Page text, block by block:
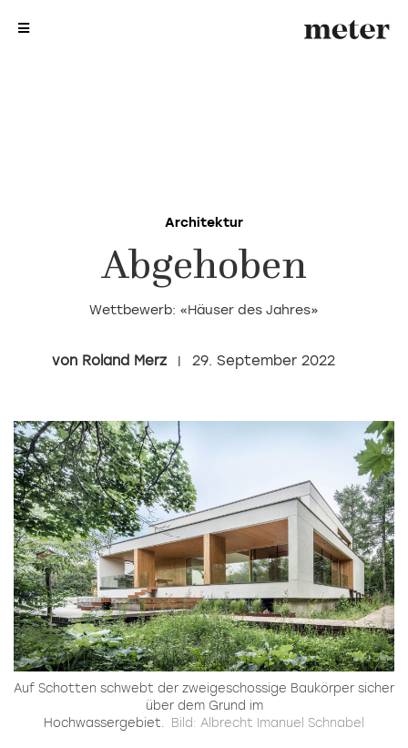
Architektur
Abgehoben
Wettbewerb: «Häuser des Jahres»
Roland Merz 29. September 2022
Auf Schotten schwebt der zweigeschossige Baukörper sicher
über dem Grund im
Hochwassergebiet.
Bild: Albrecht Imanuel Schnabel